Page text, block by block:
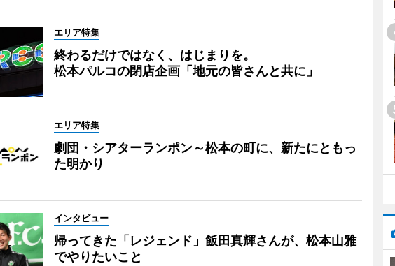
エリア特集
終わるだけではなく、はじまりを。
松本パルコの閉店企画「地元の皆さんと共に」
エリア特集
劇団・シアターランポン～松本の町に、新たにともっ
た明かり
インタビュー
帰ってきた「レジェンド」飯田真輝さんが、松本山雅
でやりたいこと